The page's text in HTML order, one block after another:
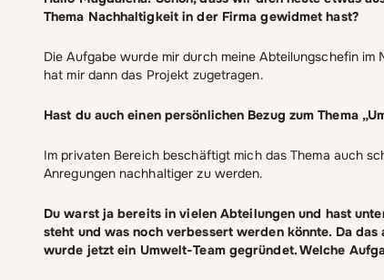
Thema Nachhaltigkeit in der Firma gewidmet hast?
Die Aufgabe wurde mir durch meine Abteilungschefin
hat mir dann das Projekt zugetragen.
Hast du auch einen persönlichen Bezug zum Thema
Im privaten Bereich beschäftigt mich das Thema auch
Anregungen nachhaltiger zu werden.
Du warst ja bereits in vielen Abteilungen und hast
steht und was noch verbessert werden könnte. Da
wurde jetzt ein Umwelt-Team gegründet. Welche